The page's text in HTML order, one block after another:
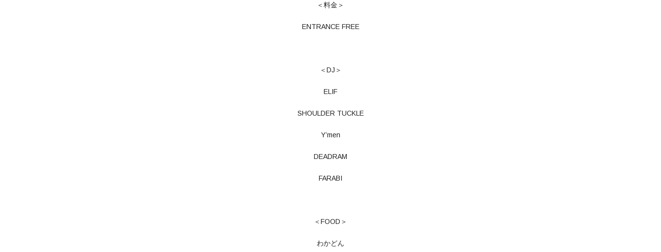
＜料金＞
ENTRANCE FREE
＜DJ＞
ELIF
SHOULDER TUCKLE
Y’men
DEADRAM
FARABI
＜FOOD＞
わかどん